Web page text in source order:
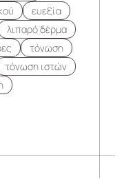
ευεξία
λιπαρό δέρμα
τόνωση
τόνωση ιστών